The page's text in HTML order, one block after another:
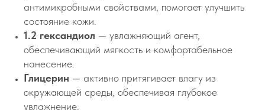
антимикробными свойствами, помогает улучшить
состояние кожи.
1.2 гександиол — увлажняющий агент,
обеспечивающий мягкость и комфортабельное
нанесение.
Глицерин — активно притягивает влагу из
окружающей среды, обеспечивая глубокое
увлажнение.